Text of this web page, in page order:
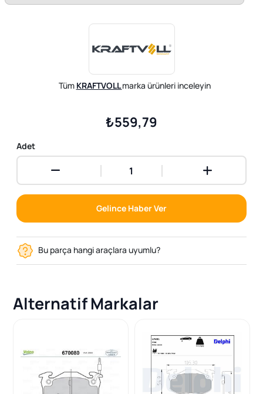
Tüm KRAFTVOLLmarka ürünleri inceleyin
₺559,79
Adet
Gelince Haber Ver
Bu parça hangi araçlara uyumlu?
Alternatif Markalar